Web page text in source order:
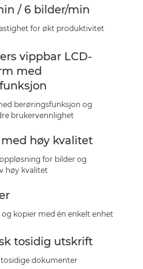
/ 6 bilder/min
for økt produktivitet
vippbar LCD-
med
berøringsfunksjon og
brukervennlighet
høy kvalitet
for bilder og
høy kvalitet
og kopier med én enkelt enhet
tosidig utskrift
dokumenter